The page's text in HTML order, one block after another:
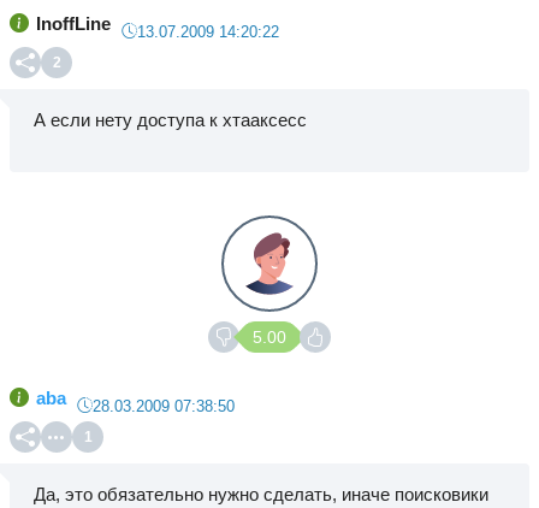
InoffLine 13.07.2009 14:20:22
2
А если нету доступа к хтааксесс
5.00
aba 28.03.2009 07:38:50
1
Да, это обязательно нужно сделать, иначе поисковики